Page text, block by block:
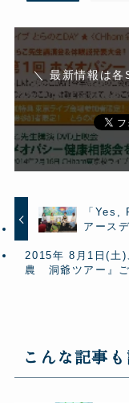
＼ 最新情報は各
「Yes,
アース
2015年 8月1日(土)
農 洞爺ツアー』
こんな記事